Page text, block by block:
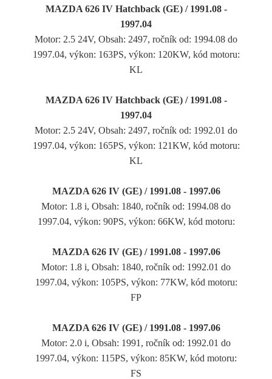
MAZDA 626 IV Hatchback (GE) / 1991.08 -
1997.04
Motor: 2.5 24V, Obsah: 2497, ročník od: 1994.08 do
1997.04, výkon: 163PS, výkon: 120KW, kód motoru:
KL
MAZDA 626 IV Hatchback (GE) / 1991.08 -
1997.04
Motor: 2.5 24V, Obsah: 2497, ročník od: 1992.01 do
1997.04, výkon: 165PS, výkon: 121KW, kód motoru:
KL
MAZDA 626 IV (GE) / 1991.08 - 1997.06
Motor: 1.8 i, Obsah: 1840, ročník od: 1994.08 do
1997.04, výkon: 90PS, výkon: 66KW, kód motoru:
MAZDA 626 IV (GE) / 1991.08 - 1997.06
Motor: 1.8 i, Obsah: 1840, ročník od: 1992.01 do
1997.04, výkon: 105PS, výkon: 77KW, kód motoru:
FP
MAZDA 626 IV (GE) / 1991.08 - 1997.06
Motor: 2.0 i, Obsah: 1991, ročník od: 1992.01 do
1997.04, výkon: 115PS, výkon: 85KW, kód motoru:
FS